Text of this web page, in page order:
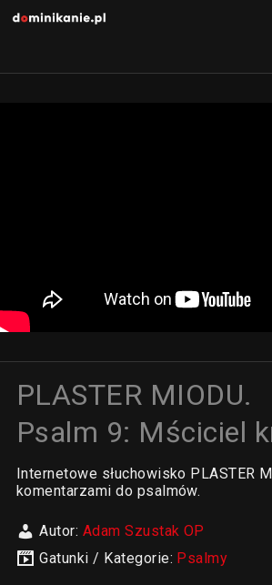
PLASTER MIODU.
Psalm 9: Mściciel
Internetowe słuchowisko PLASTER
komentarzami do psalmów.
Autor: Adam Szustak OP
Gatunki / Kategorie: Psalmy